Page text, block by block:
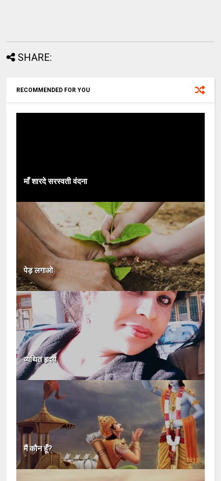
SHARE:
RECOMMENDED FOR YOU
माँ शारदे सरस्वती वंदना
पेड़ लगाओ
व्यथित हृदय
मैं कौन हूँ?